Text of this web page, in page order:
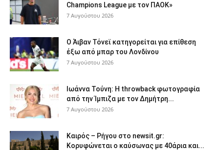
Champions League με τον ΠΑΟΚ»
7 Αυγούστου 2026
Ο Άιβαν Τόνεϊ κατηγορείται για επίθεση
έξω από μπαρ του Λονδίνου
7 Αυγούστου 2026
Ιωάννα Τούνη: Η throwback φωτογραφία
από την Ίμπιζα με τον Δημήτρη...
7 Αυγούστου 2026
Καιρός – Ρήγου στο newsit.gr:
Κορυφώνεται ο καύσωνας με 40άρια και...